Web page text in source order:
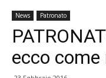
News Patronato
ecco